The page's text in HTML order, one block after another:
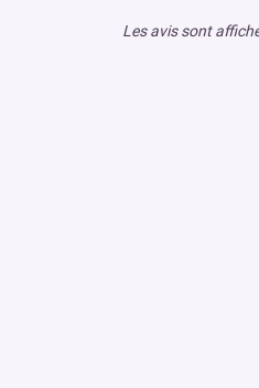
Les avis sont